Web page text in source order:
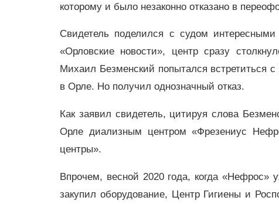
которому и было незаконно отказано в
Свидетель поделился с судом
«Орловские новости», центр сразу
Михаил Безменский попытался встретиться
в Орле. Но получил однозначный отказ.
Как заявил свидетель, цитируя слова
Орле диализным центром «Фрезениус
центры».
Впрочем, весной 2020 года, когда
закупил оборудование, Центр Гигиены и